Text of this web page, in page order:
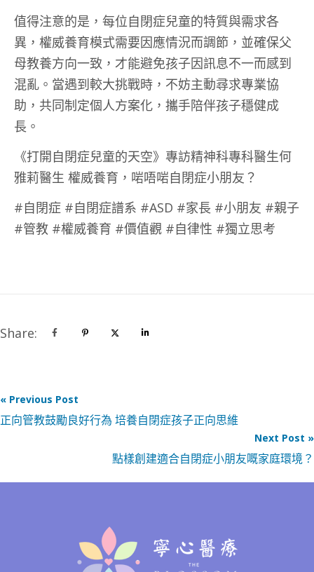
值得注意的是，每位自閉症兒童的特質與需求各
異，權威養育模式需要因應情況而調節，並確保父
母教養方向一致，才能避免孩子因訊息不一而感到
混亂。當遇到較大挑戰時，不妨主動尋求專業協
助，共同制定個人方案化，攜手陪伴孩子穩健成
長。
《打開自閉症兒童的天空》專訪精神科專科醫生何
雅莉醫生 權威養育，啱唔啱自閉症小朋友？
#自閉症 #自閉症譜系 #ASD #家長 #小朋友 #親子
#管教 #權威養育 #價值觀 #自律性 #獨立思考
Share:
« Previous Post
正向管教鼓勵良好行為 培養自閉症孩子正向思維
Next Post »
點樣創建適合自閉症小朋友嘅家庭環境？